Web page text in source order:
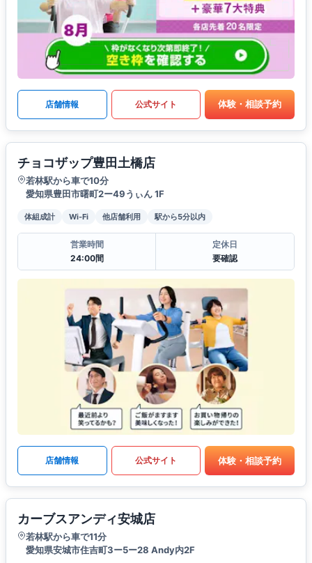
店舗情報 公式サイト 体験・相談予約
チョコザップ豊田土橋店
若林駅から車で10分
愛知県豊田市曙町2ー49うぃん 1F
体組成計 Wi-Fi 他店舗利用 駅から5分以内
営業時間
24:00間
定休日
要確認
店舗情報 公式サイト 体験・相談予約
カーブスアンディ安城店
若林駅から車で11分
愛知県安城市住吉町3ー5ー28 Andy内2F